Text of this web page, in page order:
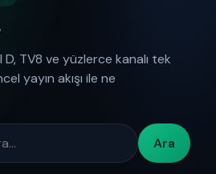
D, TV8 ve yüzlerce kanalı tek
yayın akışı ile ne
Ara